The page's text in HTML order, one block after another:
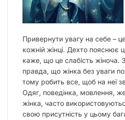
Привернути увагу на себе –
кожній жінці. Дехто пояснює
каже, що це слабість жіноча.
правда, що жінка без уваги
тому робить все, щоб на неї
Одяг, поведінка, мовлення,
жінка, часто
свою присутність у цьому